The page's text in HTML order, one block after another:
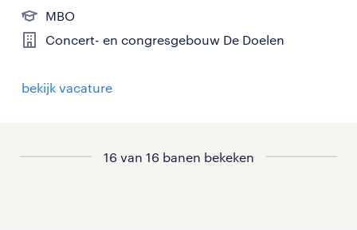
MBO
Concert- en congresgebouw De Doelen
bekijk vacature
16 van 16 banen bekeken